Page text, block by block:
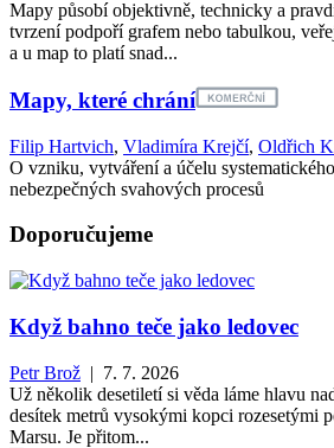
Mapy působí objektivně, technicky a
tvrzení podpoří grafem nebo tabulkou,
a u map to platí snad...
Mapy, které chrání
Filip Hartvich, Vladimíra Krejčí, Oldřich
O vzniku, vytváření a účelu
nebezpečných svahových procesů
Doporučujeme
Když bahno teče jako ledovec
Petr Brož | 7. 7. 2026
Už několik desetiletí si věda láme hlavu
desítek metrů vysokými kopci rozesetými
Marsu. Je přitom...